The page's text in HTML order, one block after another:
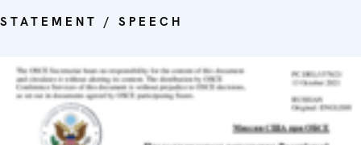
STATEMENT / SPEECH